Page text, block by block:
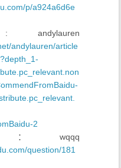
p/a924a6d6e
andylauren/article
2
wqqq
question/181